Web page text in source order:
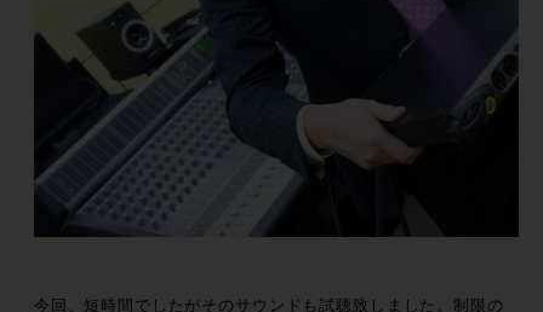
今回、短時間でしたがそのサウンドも試聴致しました。制限の